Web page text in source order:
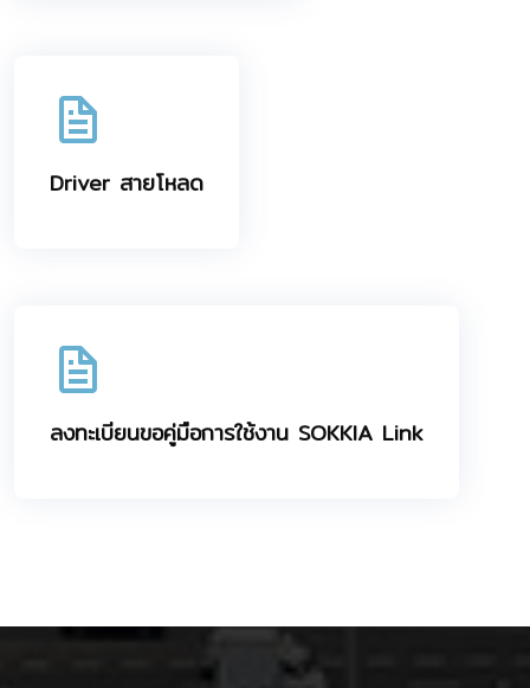
Driver สายโหลด
ลงทะเบียนขอคู่มือการใช้งาน SOKKIA Link